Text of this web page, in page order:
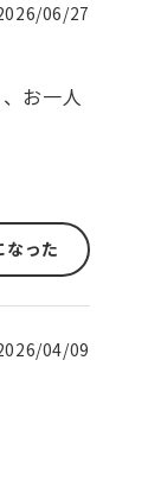
06/27
お一人
なった
04/09